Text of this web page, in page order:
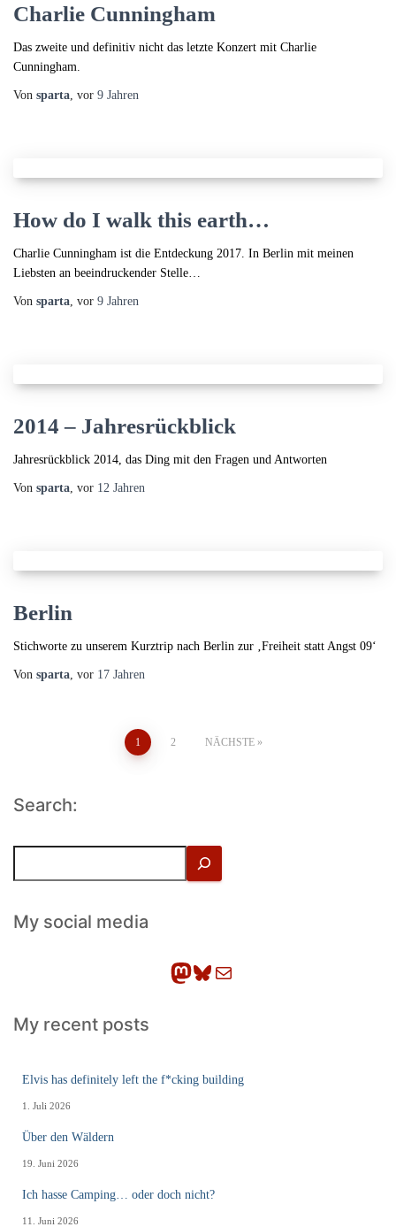
Charlie Cunningham
Das zweite und definitiv nicht das letzte Konzert mit Charlie
Cunningham.
Von sparta , vor 9 Jahren
How do I walk this earth…
Charlie Cunningham ist die Entdeckung 2017. In Berlin mit meinen
Liebsten an beeindruckender Stelle…
Von sparta , vor 9 Jahren
2014 – Jahresrückblick
Jahresrückblick 2014, das Ding mit den Fragen und Antworten
Von sparta , vor 12 Jahren
Berlin
Stichworte zu unserem Kurztrip nach Berlin zur ‚Freiheit statt Angst 09‘
Von sparta , vor 17 Jahren
Seitennummerierung
1 2 NÄCHSTE
Search:
h
eMy social media
Mastodon Bluesky E-Mail
My recent posts
Elvis has definitely left the f*cking building
1. Juli 2026
Über den Wäldern
19. Juni 2026
Ich hasse Camping… oder doch nicht?
11. Juni 2026